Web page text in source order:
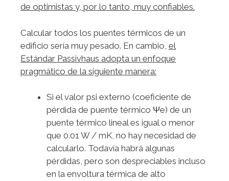
de optimistas y, por lo tanto, muy confiables.
Calcular todos los puentes térmicos de un
edificio sería muy pesado. En cambio, el
Estándar Passivhaus adopta un enfoque
pragmático de la siguiente manera:
Si el valor psi externo (coeficiente de
pérdida de puente térmico Ψe) de un
puente térmico lineal es igual o menor
que 0.01 W / mK, no hay necesidad de
calcularlo. Todavía habrá algunas
pérdidas, pero son despreciables incluso
en la envoltura térmica de alto